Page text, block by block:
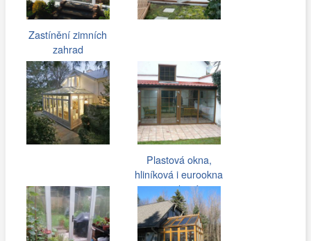
Zastínění zimních
zahrad
Plastová okna,
hliníková i eurookna
pro rodinné…